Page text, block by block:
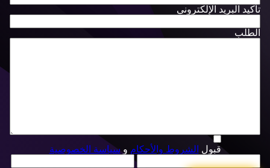
تأكيد البريد الإلكتروني
الطلب
قبول الشروط والأحكام وسياسة الخصوصية